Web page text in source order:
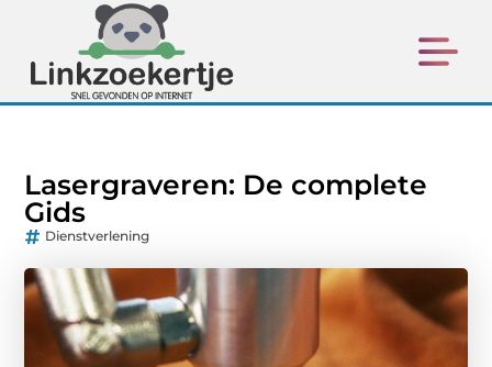
Lasergraveren: De complete
Gids
Dienstverlening